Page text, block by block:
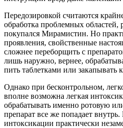
Передозировкой считаются
обработка проблемных областей,
покупался Мирамистин. Но
проявления, свойственные
сложнее переборщить с
лишь наружно, вернее,
пить таблетками или закапывать
Однако при бесконтрольном,
вполне возможна легкая
обрабатывать именно ротовую
препарат все же попадает
интоксикации практически